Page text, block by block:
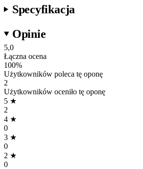
Specyfikacja
Opinie
5,0
Łączna ocena
100%
Użytkowników poleca tę oponę
2
Użytkowników oceniło tę oponę
5 ★
2
4 ★
0
3 ★
0
2 ★
0